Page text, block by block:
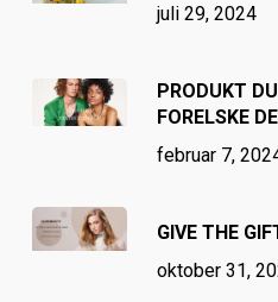
juli 29, 2024
PRODUKT
FORELSKE
februar 7,
GIVE THE
oktober 31,